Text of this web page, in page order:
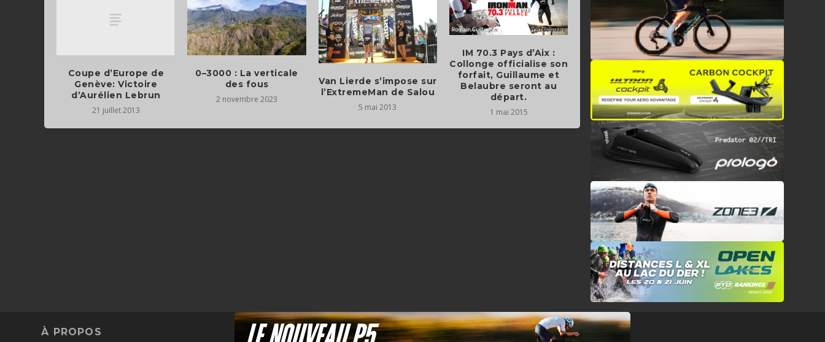
Coupe d’Europe de
Genève: Victoire
d’Aurélien Lebrun
21 juillet 2013
0–3000 : La verticale
des fous
2 novembre 2023
Van Lierde s’impose sur
l’ExtremeMan de Salou
5 mai 2013
IM 70.3 Pays d’Aix :
Collonge officialise son
forfait, Guillaume et
Belaubre seront au
1 mai 2015
À PROPOS